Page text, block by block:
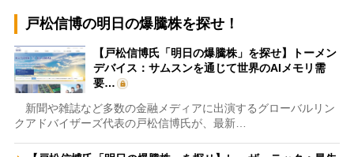
戸松信博の明日の爆騰株を探せ！
【戸松信博氏「明日の爆騰株」を探せ】トーメン
デバイス：サムスンを通じて世界のAIメモリ需
要…
新聞や雑誌など多数の金融メディアに出演するグローバルリン
クアドバイザーズ代表の戸松信博氏が、最新…